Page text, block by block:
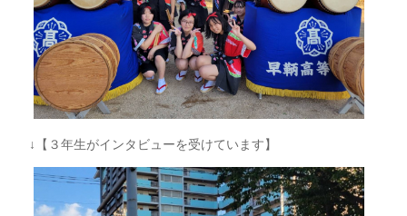
↓【３年生がインタビューを受けています】